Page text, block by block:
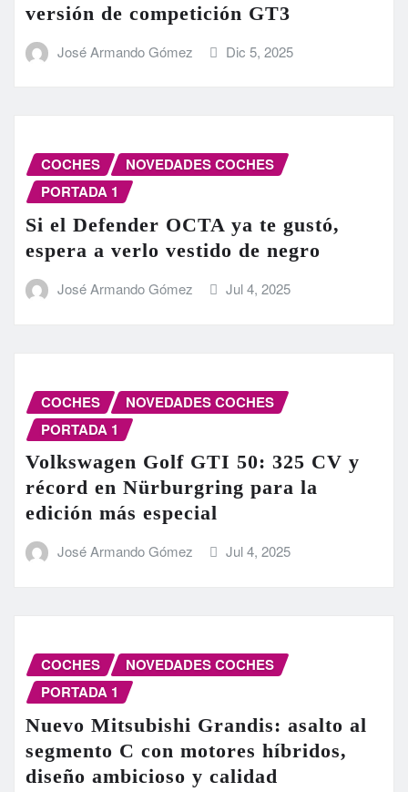
versión de competición GT3
José Armando Gómez Dic 5, 2025
COCHES
NOVEDADES COCHES
PORTADA 1
Si el Defender OCTA ya te gustó,
espera a verlo vestido de negro
José Armando Gómez Jul 4, 2025
COCHES
NOVEDADES COCHES
PORTADA 1
Volkswagen Golf GTI 50: 325 CV y
récord en Nürburgring para la
edición más especial
José Armando Gómez Jul 4, 2025
COCHES
NOVEDADES COCHES
PORTADA 1
Nuevo Mitsubishi Grandis: asalto al
segmento C con motores híbridos,
diseño ambicioso y calidad